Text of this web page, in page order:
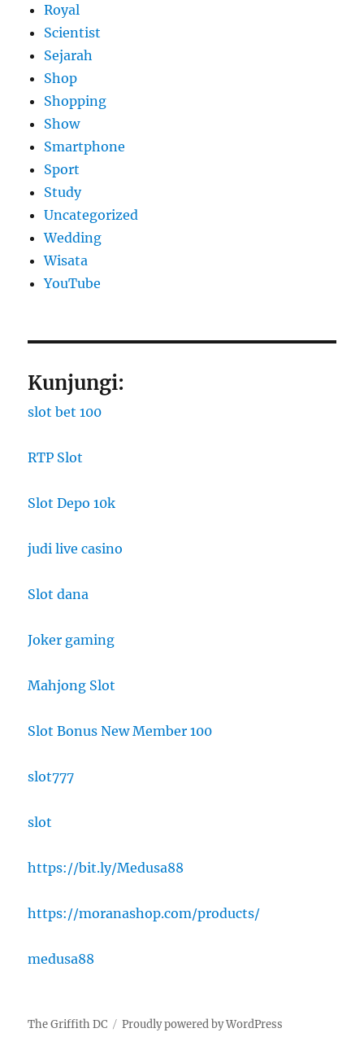
Royal
Scientist
Sejarah
Shop
Shopping
Show
Smartphone
Sport
Study
Uncategorized
Wedding
Wisata
YouTube
Kunjungi:
slot bet 100
RTP Slot
Slot Depo 10k
judi live casino
Slot dana
Joker gaming
Mahjong Slot
Slot Bonus New Member 100
slot777
slot
https://bit.ly/Medusa88
https://moranashop.com/products/
medusa88
The Griffith DC Proudly powered by WordPress